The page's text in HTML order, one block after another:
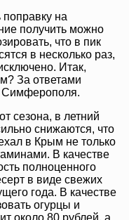
поправку на
получить можно
что в пик
в несколько раз,
Итак,
За ответами
Симферополя.
сезона, в летний
снижаются, что
в Крым не только
В качестве
полноценного
в виде свежих
года. В качестве
огурцы и